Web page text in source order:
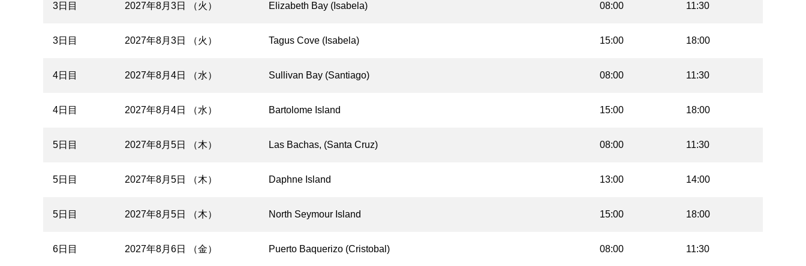
3日目 2027年8月3日 （火） Elizabeth Bay (Isabela) 08:00 11:30
3日目 2027年8月3日 （火） Tagus Cove (Isabela) 15:00 18:00
4日目 2027年8月4日 （水） Sullivan Bay (Santiago) 08:00 11:30
4日目 2027年8月4日 （水） Bartolome Island 15:00 18:00
5日目 2027年8月5日 （木） Las Bachas, (Santa Cruz) 08:00 11:30
5日目 2027年8月5日 （木） Daphne Island 13:00 14:00
5日目 2027年8月5日 （木） North Seymour Island 15:00 18:00
6日目 2027年8月6日 （金） Puerto Baquerizo (Cristobal) 08:00 11:30